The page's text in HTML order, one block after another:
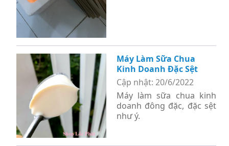
Máy Làm Sữa Chua
Kinh Doanh Đặc Sệt
Cập nhật: 20/6/2022
Máy làm sữa chua kinh
doanh đông đặc, đặc sệt
như ý.